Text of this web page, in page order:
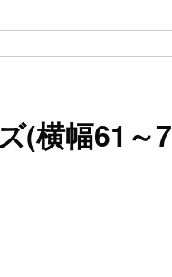
(横幅61～